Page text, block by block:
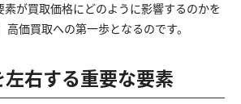
素が買取価格にどのように影響するのかを
価買取への第一歩となるのです。
右する重要な要素